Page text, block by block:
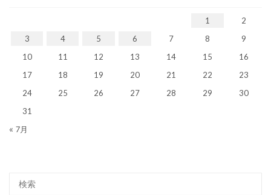
1
2
3
4 5 6 7 8
9
10
11 12 13 14 15
16
17
18 19 20 21 22
23
24
25 26 27 28 29
30
31
« 7月